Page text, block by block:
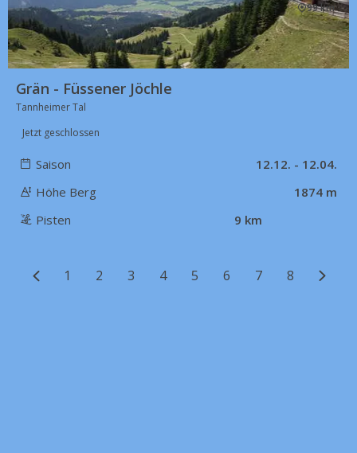
99 km
Grän - Füssener Jöchle
Tannheimer Tal
Jetzt geschlossen
Saison
12.12. - 12.04.
Höhe Berg
1874 m
Pisten
9 km
1 2 3 4 5 6 7 8